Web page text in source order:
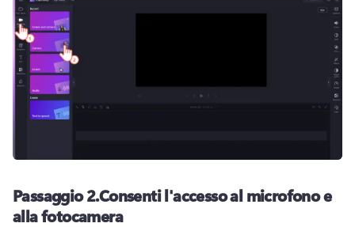
Passaggio 2.Consenti l'accesso al microfono e
alla fotocamera